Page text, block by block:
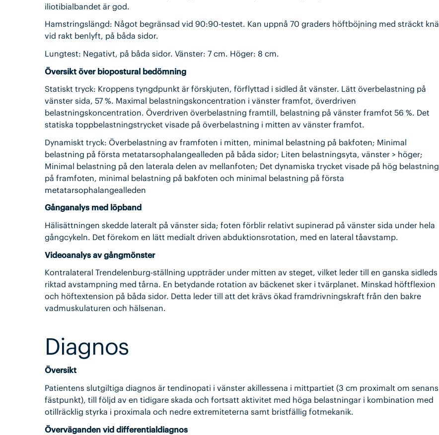
iliotibialbandet är god.
Hamstringslängd: Något begränsad vid 90:90-testet. Kan uppnå 70 graders höftböjning med sträckt knä
vid rakt benlyft, på båda sidor.
Lungtest: Negativt, på båda sidor. Vänster: 7 cm. Höger: 8 cm.
Översikt över biopostural bedömning
Statiskt tryck: Kroppens tyngdpunkt är förskjuten, förflyttad i sidled åt vänster. Lätt överbelastning på
vänster sida, 57 %. Maximal belastningskoncentration i vänster framfot, överdriven
belastningskoncentration. Överdriven överbelastning framtill, belastning på vänster framfot 56 %. Det
statiska toppbelastningstrycket visade på överbelastning i mitten av vänster framfot.
Dynamiskt tryck: Överbelastning av framfoten i mitten, minimal belastning på bakfoten; Minimal
belastning på första metatarsophalangealleden på båda sidor; Liten belastningsyta, vänster > höger;
Minimal belastning på den laterala delen av mellanfoten; Det dynamiska trycket visade på hög belastning
på framfoten, minimal belastning på bakfoten och minimal belastning på första
metatarsophalangealleden
Gånganalys med löpband
Hälisättningen skedde lateralt på vänster sida; foten förblir relativt supinerad på vänster sida under hela
gångcykeln. Det förekom en lätt medialt driven abduktionsrotation, med en lateral tåavstamp.
Videoanalys av gångmönster
Kontralateral Trendelenburg-ställning uppträder under mitten av steget, vilket leder till en ganska sidleds
riktad avstampning med tårna. En betydande rotation av bäckenet sker i tvärplanet. Minskad höftflexion
och höftextension på båda sidor. Detta leder till att det krävs ökad framdrivningskraft från den bakre
vadmuskulaturen och hälsenan.
Diagnos
Översikt
Patientens slutgiltiga diagnos är tendinopati i vänster akillessena i mittpartiet (3 cm proximalt om senans
fästpunkt), till följd av en tidigare skada och fortsatt aktivitet med höga belastningar i kombination med
otillräcklig styrka i proximala och nedre extremiteterna samt bristfällig fotmekanik.
Överväganden vid differentialdiagnos